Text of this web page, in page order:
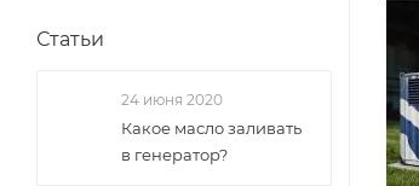
Статьи
24 июня 2020
Какое масло заливать
в генератор?